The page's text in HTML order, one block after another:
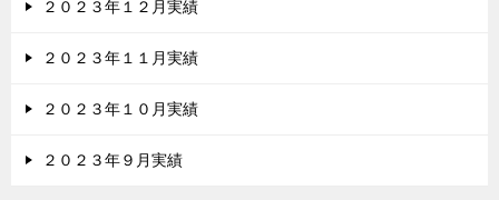
２０２３年１２月実績
２０２３年１１月実績
２０２３年１０月実績
２０２３年９月実績